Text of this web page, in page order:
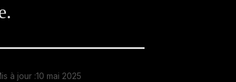
à jour :10 mai 2025